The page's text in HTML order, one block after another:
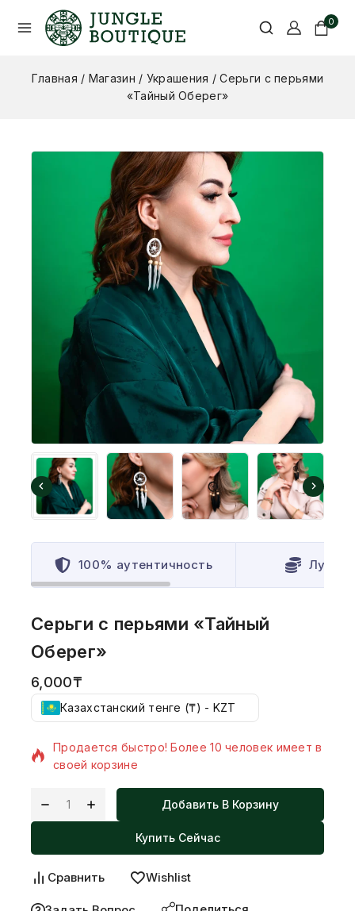
0
Главная / Магазин / Украшения / Серьги с перьями
«Тайный Оберег»
100% аутентичность
Серьги с перьями «Тайный
Оберег»
6,000₸
Казахстанский тенге (₸) - KZT
14 товаров продано за последний 11 час
Продается быстро! Более 10 человек имеет в
своей корзине
Добавить В Корзину
Купить Сейчас
Сравнить Wishlist